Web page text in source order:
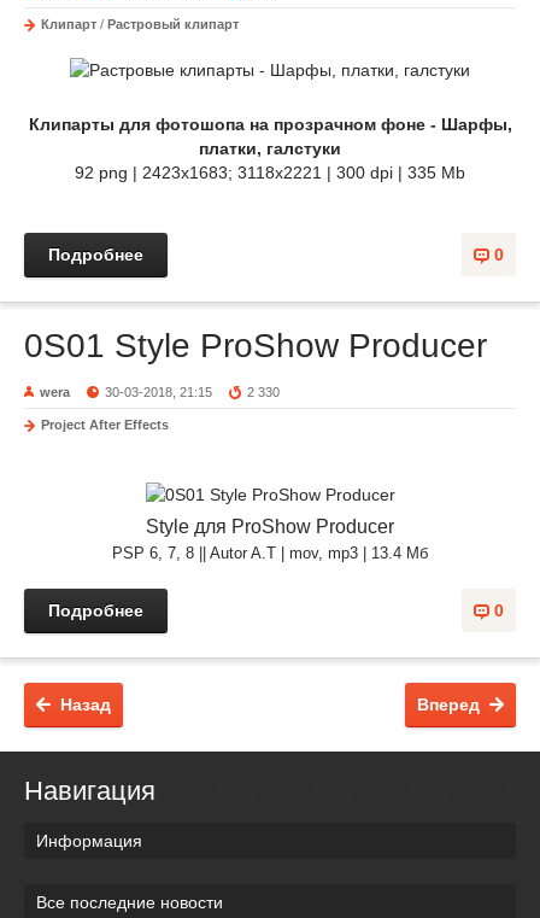
Клипарт / Растровый клипарт
Клипарты для фотошопа на прозрачном фоне - Шарфы,
платки, галстуки
92 png | 2423x1683; 3118х2221 | 300 dpi | 335 Mb
0
Подробнее
0S01 Style ProShow Producer
wera 30-03-2018, 21:15 2 330
Project After Effects
Style для ProShow Producer
PSP 6, 7, 8 || Autor A.T | mov, mp3 | 13.4 Мб
0
Подробнее
Вперед
Назад
Навигация
Информация
Все последние новости